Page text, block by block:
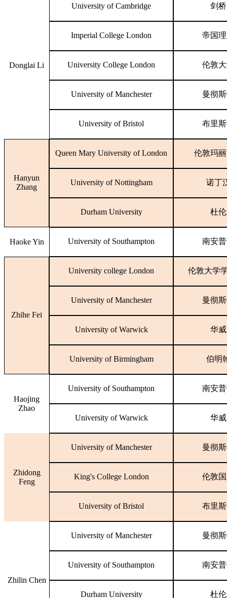
Donglai Li
University of Cambridge 剑
Imperial College London 帝国
University College London 伦敦
University of Manchester 曼彻
University of Bristol 布里
Hanyun
Zhang
Queen Mary University of London 伦敦玛
University of Nottingham 诺丁
Durham University 杜
Haoke Yin University of Southampton 南安
Zhihe Fei
University college London 伦敦大学
University of Manchester 曼彻
University of Warwick 华
University of Birmingham 伯明
Haojing
Zhao
University of Southampton 南安
University of Warwick 华
Zhidong
Feng
University of Manchester 曼彻
King's College London 伦敦
University of Bristol 布里
Zhilin Chen
University of Manchester 曼彻
University of Southampton 南安
Durham University 杜